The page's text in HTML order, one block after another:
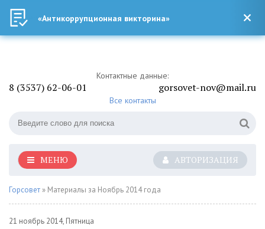
Контактные данные:
8 (3537) 62-06-01 gorsovet-nov@mail.ru
Все контакты
АВТОРИЗАЦИЯ
МЕНЮ
Горсовет » Материалы за Ноябрь 2014 года
21 ноябрь 2014, Пятница
«Антикоррупционная викторина»